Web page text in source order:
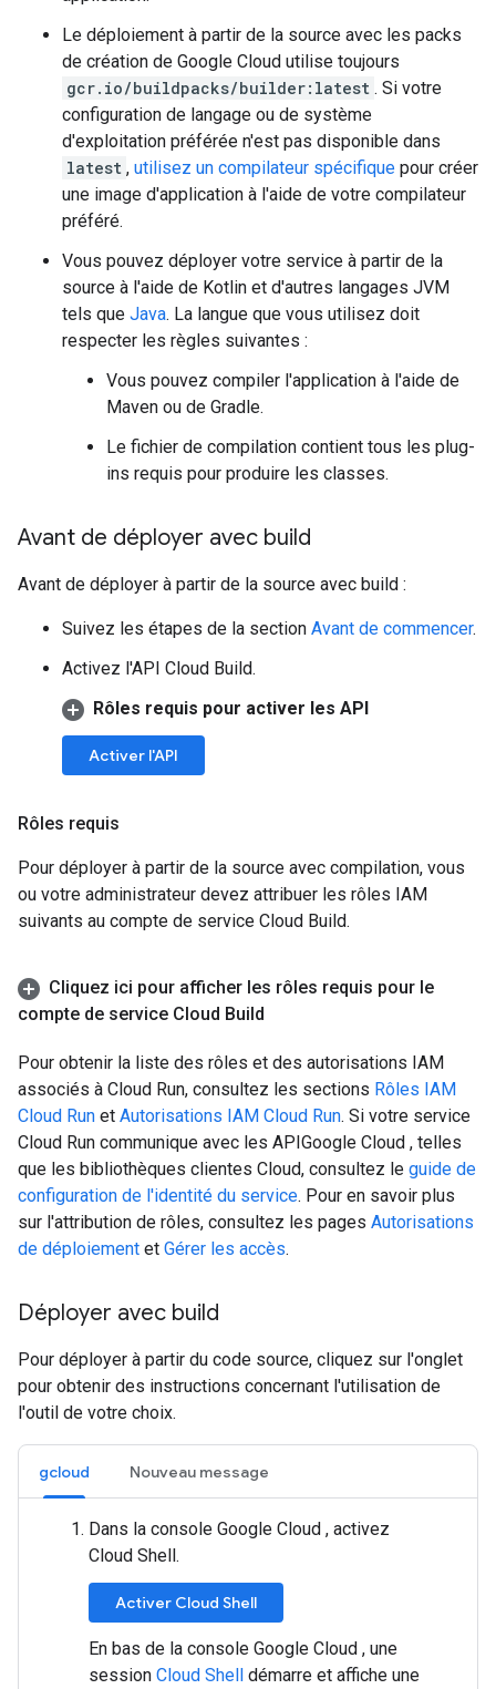
Le déploiement à partir de la source avec les packs
de création de Google Cloud utilise toujours
gcr.io/buildpacks/builder:latest . Si votre
configuration de langage ou de système
d'exploitation préférée n'est pas disponible dans
latest , utilisez un compilateur spécifique pour créer
une image d'application à l'aide de votre compilateur
préféré.
Vous pouvez déployer votre service à partir de la
source à l'aide de Kotlin et d'autres langages JVM
tels que Java. La langue que vous utilisez doit
respecter les règles suivantes :
Vous pouvez compiler l'application à l'aide de
Maven ou de Gradle.
Le fichier de compilation contient tous les plug-
ins requis pour produire les classes.
Avant de déployer avec build
Avant de déployer à partir de la source avec build :
Suivez les étapes de la section Avant de commencer.
Activez l'API Cloud Build.
Rôles requis pour activer les API
Activer l'API
Rôles requis
Pour déployer à partir de la source avec compilation, vous
ou votre administrateur devez attribuer les rôles IAM
suivants au compte de service Cloud Build.
Cliquez ici pour afficher les rôles requis pour le
compte de service Cloud Build
Pour obtenir la liste des rôles et des autorisations IAM
associés à Cloud Run, consultez les sections Rôles IAM
Cloud Run et Autorisations IAM Cloud Run. Si votre service
Cloud Run communique avec les APIGoogle Cloud , telles
que les bibliothèques clientes Cloud, consultez le guide de
configuration de l'identité du service. Pour en savoir plus
sur l'attribution de rôles, consultez les pages Autorisations
de déploiement et Gérer les accès.
Déployer avec build
Pour déployer à partir du code source, cliquez sur l'onglet
pour obtenir des instructions concernant l'utilisation de
l'outil de votre choix.
gcloud Nouveau message
Dans la console Google Cloud , activez
Cloud Shell.
Activer Cloud Shell
En bas de la console Google Cloud , une
session Cloud Shell démarre et affiche une